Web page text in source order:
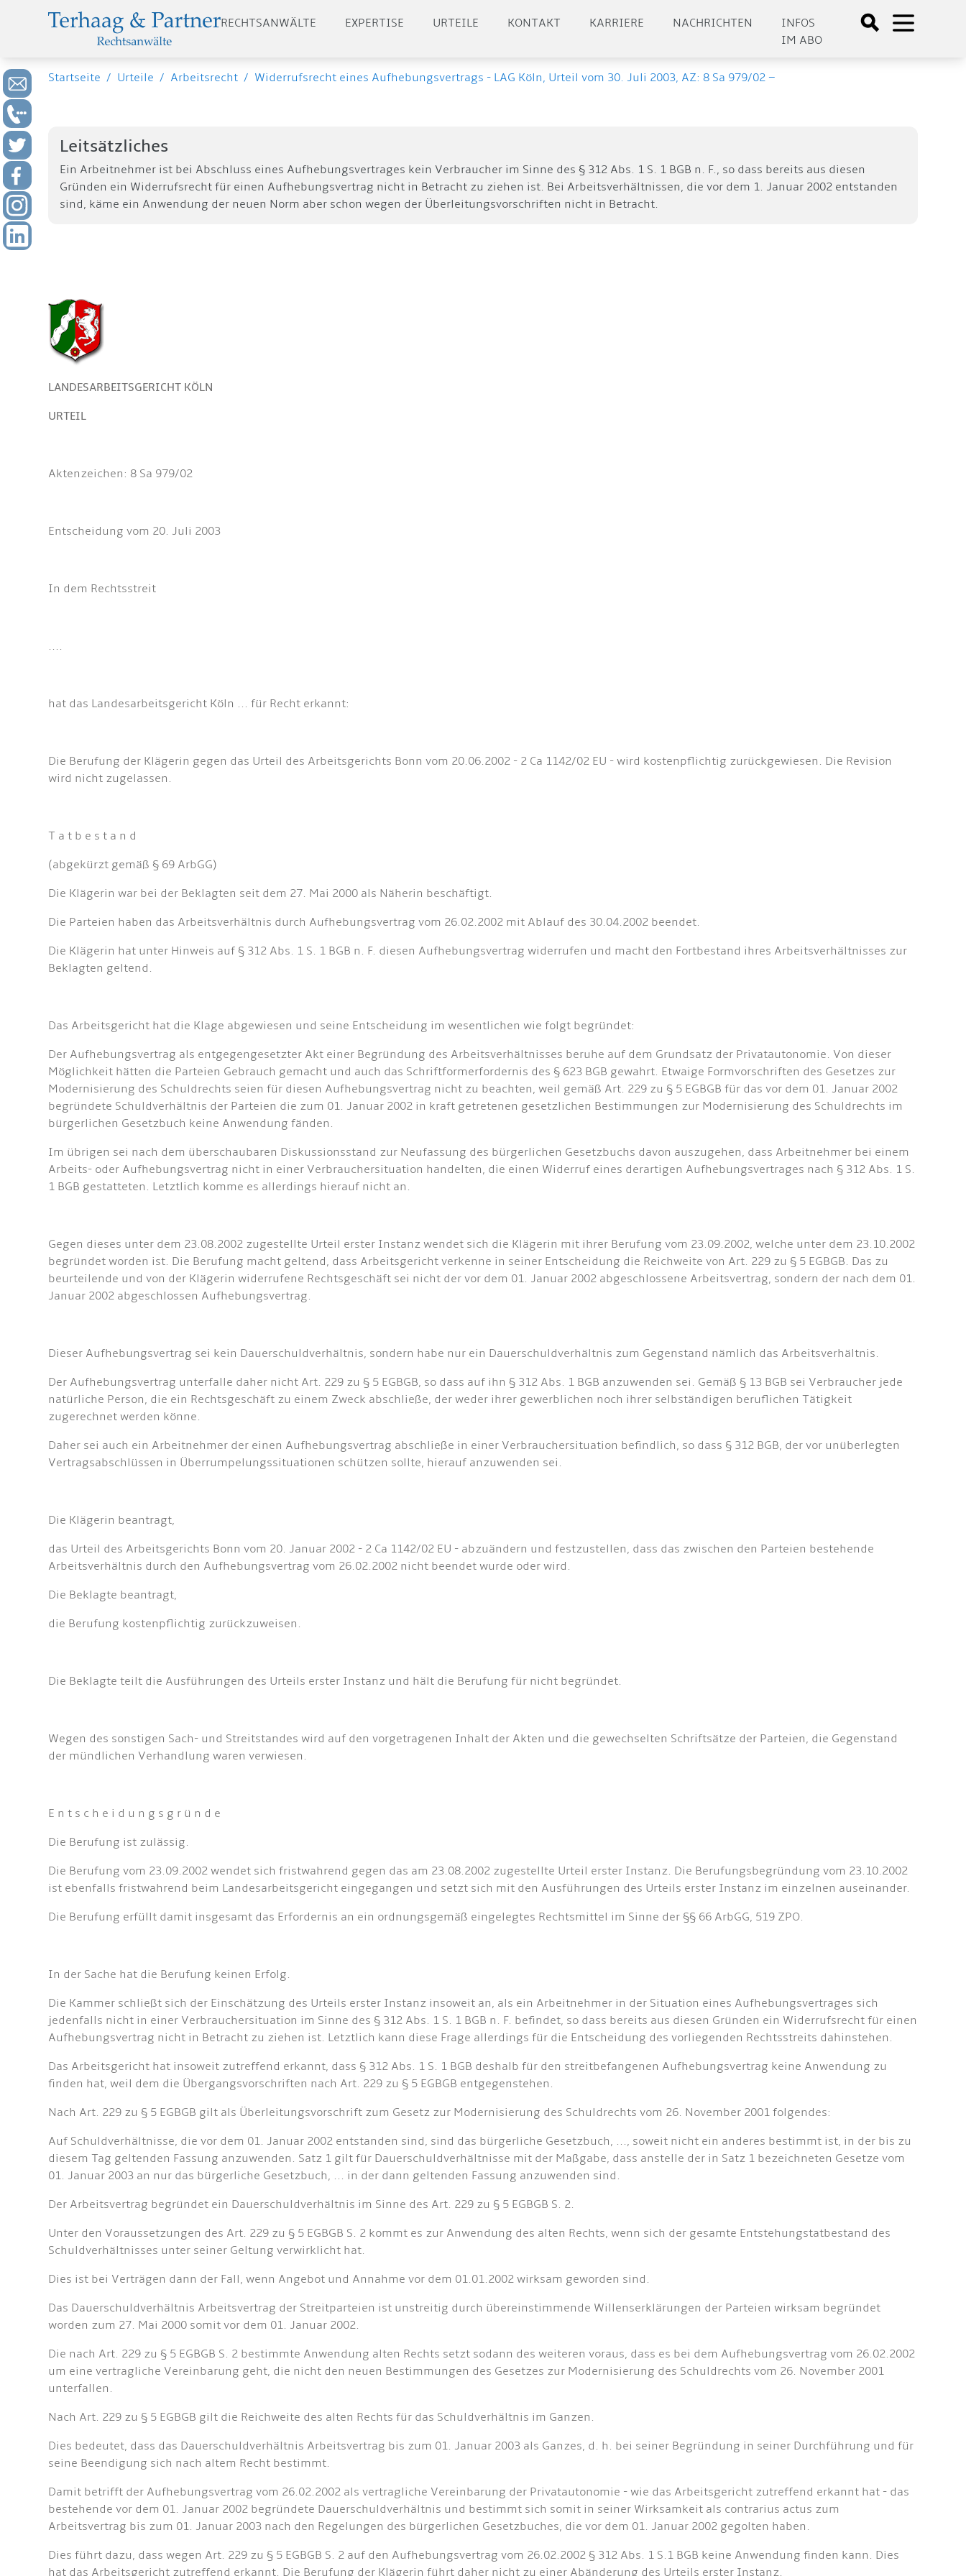
RECHTSANWÄLTE EXPERTISE URTEILE KONTAKT KARRIERE NACHRICHTEN
INFOS
IM ABO
Startseite / Urteile / Arbeitsrecht / Widerrufsrecht eines Aufhebungsvertrags - LAG Köln, Urteil vom 30. Juli 2003, AZ: 8 Sa 979/02 –
Leitsätzliches
Ein Arbeitnehmer ist bei Abschluss eines Aufhebungsvertrages kein Verbraucher im Sinne des § 312 Abs. 1 S. 1 BGB n. F., so dass bereits aus diesen
Gründen ein Widerrufsrecht für einen Aufhebungsvertrag nicht in Betracht zu ziehen ist. Bei Arbeitsverhältnissen, die vor dem 1. Januar 2002 entstanden
sind, käme ein Anwendung der neuen Norm aber schon wegen der Überleitungsvorschriften nicht in Betracht.
LANDESARBEITSGERICHT KÖLN
URTEIL
Aktenzeichen: 8 Sa 979/02
Entscheidung vom 20. Juli 2003
In dem Rechtsstreit
....
hat das Landesarbeitsgericht Köln ... für Recht erkannt:
Die Berufung der Klägerin gegen das Urteil des Arbeitsgerichts Bonn vom 20.06.2002 - 2 Ca 1142/02 EU - wird kostenpflichtig zurückgewiesen. Die Revision
wird nicht zugelassen.
T a t b e s t a n d
(abgekürzt gemäß § 69 ArbGG)
Die Klägerin war bei der Beklagten seit dem 27. Mai 2000 als Näherin beschäftigt.
Die Parteien haben das Arbeitsverhältnis durch Aufhebungsvertrag vom 26.02.2002 mit Ablauf des 30.04.2002 beendet.
Die Klägerin hat unter Hinweis auf § 312 Abs. 1 S. 1 BGB n. F. diesen Aufhebungsvertrag widerrufen und macht den Fortbestand ihres Arbeitsverhältnisses zur
Beklagten geltend.
Das Arbeitsgericht hat die Klage abgewiesen und seine Entscheidung im wesentlichen wie folgt begründet:
Der Aufhebungsvertrag als entgegengesetzter Akt einer Begründung des Arbeitsverhältnisses beruhe auf dem Grundsatz der Privatautonomie. Von dieser
Möglichkeit hätten die Parteien Gebrauch gemacht und auch das Schriftformerfordernis des § 623 BGB gewahrt. Etwaige Formvorschriften des Gesetzes zur
Modernisierung des Schuldrechts seien für diesen Aufhebungsvertrag nicht zu beachten, weil gemäß Art. 229 zu § 5 EGBGB für das vor dem 01. Januar 2002
begründete Schuldverhältnis der Parteien die zum 01. Januar 2002 in kraft getretenen gesetzlichen Bestimmungen zur Modernisierung des Schuldrechts im
bürgerlichen Gesetzbuch keine Anwendung fänden.
Im übrigen sei nach dem überschaubaren Diskussionsstand zur Neufassung des bürgerlichen Gesetzbuchs davon auszugehen, dass Arbeitnehmer bei einem
Arbeits- oder Aufhebungsvertrag nicht in einer Verbrauchersituation handelten, die einen Widerruf eines derartigen Aufhebungsvertrages nach § 312 Abs. 1 S.
1 BGB gestatteten. Letztlich komme es allerdings hierauf nicht an.
Gegen dieses unter dem 23.08.2002 zugestellte Urteil erster Instanz wendet sich die Klägerin mit ihrer Berufung vom 23.09.2002, welche unter dem 23.10.2002
begründet worden ist. Die Berufung macht geltend, dass Arbeitsgericht verkenne in seiner Entscheidung die Reichweite von Art. 229 zu § 5 EGBGB. Das zu
beurteilende und von der Klägerin widerrufene Rechtsgeschäft sei nicht der vor dem 01. Januar 2002 abgeschlossene Arbeitsvertrag, sondern der nach dem 01.
Januar 2002 abgeschlossen Aufhebungsvertrag.
Dieser Aufhebungsvertrag sei kein Dauerschuldverhältnis, sondern habe nur ein Dauerschuldverhältnis zum Gegenstand nämlich das Arbeitsverhältnis.
Der Aufhebungsvertrag unterfalle daher nicht Art. 229 zu § 5 EGBGB, so dass auf ihn § 312 Abs. 1 BGB anzuwenden sei. Gemäß § 13 BGB sei Verbraucher jede
natürliche Person, die ein Rechtsgeschäft zu einem Zweck abschließe, der weder ihrer gewerblichen noch ihrer selbständigen beruflichen Tätigkeit
zugerechnet werden könne.
Daher sei auch ein Arbeitnehmer der einen Aufhebungsvertrag abschließe in einer Verbrauchersituation befindlich, so dass § 312 BGB, der vor unüberlegten
Vertragsabschlüssen in Überrumpelungssituationen schützen sollte, hierauf anzuwenden sei.
Die Klägerin beantragt,
das Urteil des Arbeitsgerichts Bonn vom 20. Januar 2002 - 2 Ca 1142/02 EU - abzuändern und festzustellen, dass das zwischen den Parteien bestehende
Arbeitsverhältnis durch den Aufhebungsvertrag vom 26.02.2002 nicht beendet wurde oder wird.
Die Beklagte beantragt,
die Berufung kostenpflichtig zurückzuweisen.
Die Beklagte teilt die Ausführungen des Urteils erster Instanz und hält die Berufung für nicht begründet.
Wegen des sonstigen Sach- und Streitstandes wird auf den vorgetragenen Inhalt der Akten und die gewechselten Schriftsätze der Parteien, die Gegenstand
der mündlichen Verhandlung waren verwiesen.
E n t s c h e i d u n g s g r ü n d e
Die Berufung ist zulässig.
Die Berufung vom 23.09.2002 wendet sich fristwahrend gegen das am 23.08.2002 zugestellte Urteil erster Instanz. Die Berufungsbegründung vom 23.10.2002
ist ebenfalls fristwahrend beim Landesarbeitsgericht eingegangen und setzt sich mit den Ausführungen des Urteils erster Instanz im einzelnen auseinander.
Die Berufung erfüllt damit insgesamt das Erfordernis an ein ordnungsgemäß eingelegtes Rechtsmittel im Sinne der §§ 66 ArbGG, 519 ZPO.
In der Sache hat die Berufung keinen Erfolg.
Die Kammer schließt sich der Einschätzung des Urteils erster Instanz insoweit an, als ein Arbeitnehmer in der Situation eines Aufhebungsvertrages sich
jedenfalls nicht in einer Verbrauchersituation im Sinne des § 312 Abs. 1 S. 1 BGB n. F. befindet, so dass bereits aus diesen Gründen ein Widerrufsrecht für einen
Aufhebungsvertrag nicht in Betracht zu ziehen ist. Letztlich kann diese Frage allerdings für die Entscheidung des vorliegenden Rechtsstreits dahinstehen.
Das Arbeitsgericht hat insoweit zutreffend erkannt, dass § 312 Abs. 1 S. 1 BGB deshalb für den streitbefangenen Aufhebungsvertrag keine Anwendung zu
finden hat, weil dem die Übergangsvorschriften nach Art. 229 zu § 5 EGBGB entgegenstehen.
Nach Art. 229 zu § 5 EGBGB gilt als Überleitungsvorschrift zum Gesetz zur Modernisierung des Schuldrechts vom 26. November 2001 folgendes:
Auf Schuldverhältnisse, die vor dem 01. Januar 2002 entstanden sind, sind das bürgerliche Gesetzbuch, ..., soweit nicht ein anderes bestimmt ist, in der bis zu
diesem Tag geltenden Fassung anzuwenden. Satz 1 gilt für Dauerschuldverhältnisse mit der Maßgabe, dass anstelle der in Satz 1 bezeichneten Gesetze vom
01. Januar 2003 an nur das bürgerliche Gesetzbuch, ... in der dann geltenden Fassung anzuwenden sind.
Der Arbeitsvertrag begründet ein Dauerschuldverhältnis im Sinne des Art. 229 zu § 5 EGBGB S. 2.
Unter den Voraussetzungen des Art. 229 zu § 5 EGBGB S. 2 kommt es zur Anwendung des alten Rechts, wenn sich der gesamte Entstehungstatbestand des
Schuldverhältnisses unter seiner Geltung verwirklicht hat.
Dies ist bei Verträgen dann der Fall, wenn Angebot und Annahme vor dem 01.01.2002 wirksam geworden sind.
Das Dauerschuldverhältnis Arbeitsvertrag der Streitparteien ist unstreitig durch übereinstimmende Willenserklärungen der Parteien wirksam begründet
worden zum 27. Mai 2000 somit vor dem 01. Januar 2002.
Die nach Art. 229 zu § 5 EGBGB S. 2 bestimmte Anwendung alten Rechts setzt sodann des weiteren voraus, dass es bei dem Aufhebungsvertrag vom 26.02.2002
um eine vertragliche Vereinbarung geht, die nicht den neuen Bestimmungen des Gesetzes zur Modernisierung des Schuldrechts vom 26. November 2001
unterfallen.
Nach Art. 229 zu § 5 EGBGB gilt die Reichweite des alten Rechts für das Schuldverhältnis im Ganzen.
Dies bedeutet, dass das Dauerschuldverhältnis Arbeitsvertrag bis zum 01. Januar 2003 als Ganzes, d. h. bei seiner Begründung in seiner Durchführung und für
seine Beendigung sich nach altem Recht bestimmt.
Damit betrifft der Aufhebungsvertrag vom 26.02.2002 als vertragliche Vereinbarung der Privatautonomie - wie das Arbeitsgericht zutreffend erkannt hat - das
bestehende vor dem 01. Januar 2002 begründete Dauerschuldverhältnis und bestimmt sich somit in seiner Wirksamkeit als contrarius actus zum
Arbeitsvertrag bis zum 01. Januar 2003 nach den Regelungen des bürgerlichen Gesetzbuches, die vor dem 01. Januar 2002 gegolten haben.
Dies führt dazu, dass wegen Art. 229 zu § 5 EGBGB S. 2 auf den Aufhebungsvertrag vom 26.02.2002 § 312 Abs. 1 S.1 BGB keine Anwendung finden kann. Dies
hat das Arbeitsgericht zutreffend erkannt. Die Berufung der Klägerin führt daher nicht zu einer Abänderung des Urteils erster Instanz.